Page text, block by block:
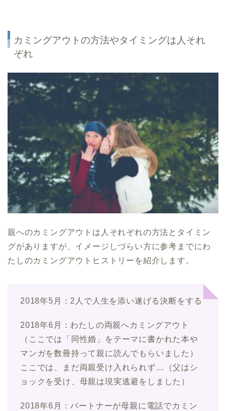
カミングアウトの方法やタイミングは人それ
ぞれ
親へのカミングアウトは人それぞれの方法とタイミン
グがありますが、イメージしづらい方に参考までにわ
たしのカミングアウトヒストリーを紹介します。
2018年5月：2人で人生を添い遂げる決断をする
2018年6月：わたしの両親へカミングアウト
（ここでは「同性婚」をテーマに書かれた本や
マンガを数冊持って親に読んでもらいました）
ここでは、まだ両親受け入れられず…（父はシ
ョックを受け、母親は現実逃避をしました）
2018年6月：パートナーが母親に電話でカミン